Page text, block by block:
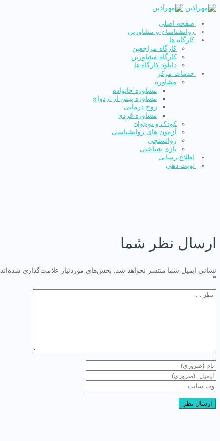
صفحه اصلی
روانشناسان و مشاورین
کارگاه ها
کارگاه مراجعین
کارگاه مشاورین
دانلود کارگاه ها
خدمات مرکز
مشاوره
مشاوره خانواده
مشاوره پیش از ازدواج
زوج درمانی
مشاوره فردی
کودک و نوجوان
آزمون های روانشناسی
روانسنجی
بازی شناختی
اطلاع رسانی
نوبت دهی
ارسال نظر شما
نشانی ایمیل شما منتشر نخواهد شد. بخش‌های موردنیاز علامت‌گذاری شده‌اند